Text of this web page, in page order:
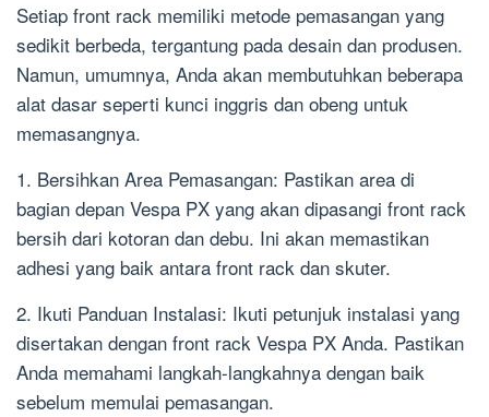
Setiap front rack memiliki metode pemasangan yang
sedikit berbeda, tergantung pada desain dan produsen.
Namun, umumnya, Anda akan membutuhkan beberapa
alat dasar seperti kunci inggris dan obeng untuk
memasangnya.
1. Bersihkan Area Pemasangan: Pastikan area di
bagian depan Vespa PX yang akan dipasangi front rack
bersih dari kotoran dan debu. Ini akan memastikan
adhesi yang baik antara front rack dan skuter.
2. Ikuti Panduan Instalasi: Ikuti petunjuk instalasi yang
disertakan dengan front rack Vespa PX Anda. Pastikan
Anda memahami langkah-langkahnya dengan baik
sebelum memulai pemasangan.